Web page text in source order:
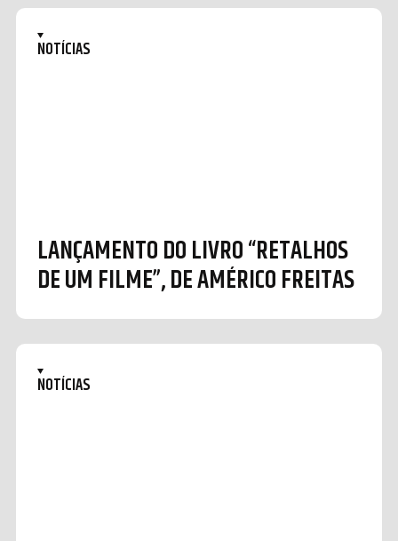
NOTÍCIAS
LANÇAMENTO DO LIVRO “RETALHOS
DE UM FILME”, DE AMÉRICO FREITAS
NOTÍCIAS